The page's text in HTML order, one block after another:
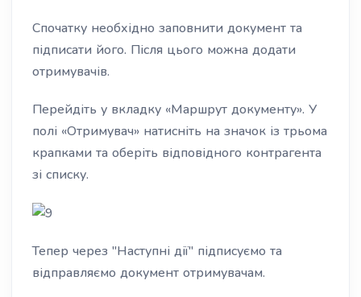
Спочатку необхідно заповнити документ та
підписати його. Після цього можна додати
отримувачів.
Перейдіть у вкладку «Маршрут документу». У
полі «Отримувач» натисніть на значок із трьома
крапками та оберіть відповідного контрагента
зі списку.
Тепер через "Наступні дії" підписуємо та
відправляємо документ отримувачам.